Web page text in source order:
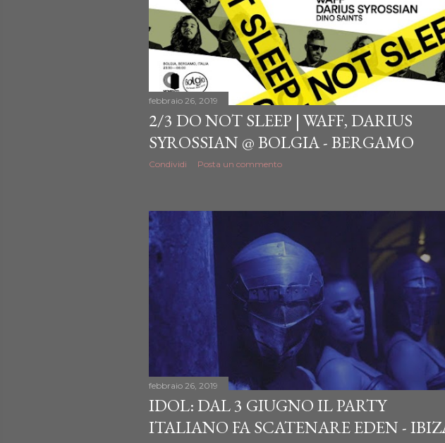
febbraio 26, 2019
2/3 DO NOT SLEEP | WAFF, DARIUS
SYROSSIAN @ BOLGIA - BERGAMO
Condividi Posta un commento
febbraio 26, 2019
IDOL: DAL 3 GIUGNO IL PARTY
ITALIANO FA SCATENARE EDEN -